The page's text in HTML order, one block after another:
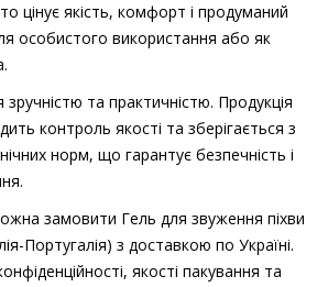
цінує якість, комфорт і продуманий
особистого використання або як
та практичністю. Продукція
контроль якості та зберігається з
норм, що гарантує безпечність і
замовити Гель для звуження піхви
Португалія) з доставкою по Україні.
якості пакування та